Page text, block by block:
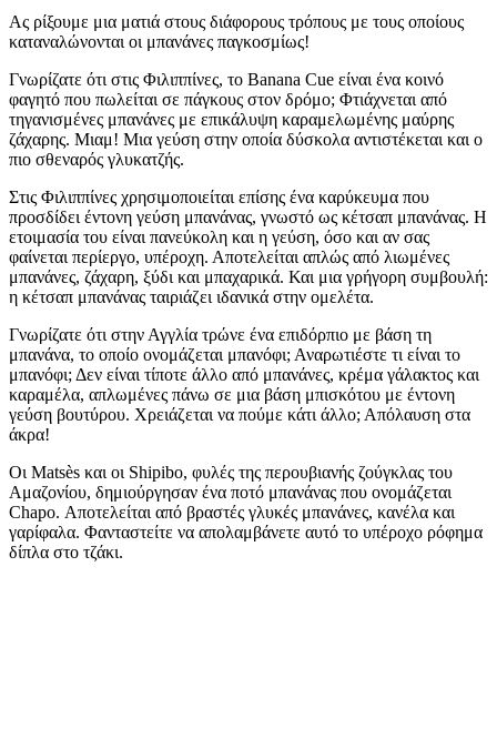
Ας ρίξουμε μια ματιά στους διάφορους τρόπους με τους οποίους
καταναλώνονται οι μπανάνες παγκοσμίως!
Γνωρίζατε ότι στις Φιλιππίνες, το Banana Cue είναι ένα κοινό
φαγητό που πωλείται σε πάγκους στον δρόμο; Φτιάχνεται από
τηγανισμένες μπανάνες με επικάλυψη καραμελωμένης μαύρης
ζάχαρης. Μιαμ! Μια γεύση στην οποία δύσκολα αντιστέκεται και ο
πιο σθεναρός γλυκατζής.
Στις Φιλιππίνες χρησιμοποιείται επίσης ένα καρύκευμα που
προσδίδει έντονη γεύση μπανάνας, γνωστό ως κέτσαπ μπανάνας. Η
ετοιμασία του είναι πανεύκολη και η γεύση, όσο και αν σας
φαίνεται περίεργο, υπέροχη. Αποτελείται απλώς από λιωμένες
μπανάνες, ζάχαρη, ξύδι και μπαχαρικά. Και μια γρήγορη συμβουλή:
η κέτσαπ μπανάνας ταιριάζει ιδανικά στην ομελέτα.
Γνωρίζατε ότι στην Αγγλία τρώνε ένα επιδόρπιο με βάση τη
μπανάνα, το οποίο ονομάζεται μπανόφι; Αναρωτιέστε τι είναι το
μπανόφι; Δεν είναι τίποτε άλλο από μπανάνες, κρέμα γάλακτος και
καραμέλα, απλωμένες πάνω σε μια βάση μπισκότου με έντονη
γεύση βουτύρου. Χρειάζεται να πούμε κάτι άλλο; Απόλαυση στα
άκρα!
Οι Matsès και οι Shipibo, φυλές της περουβιανής ζούγκλας του
Αμαζονίου, δημιούργησαν ένα ποτό μπανάνας που ονομάζεται
Chapo. Αποτελείται από βραστές γλυκές μπανάνες, κανέλα και
γαρίφαλα. Φανταστείτε να απολαμβάνετε αυτό το υπέροχο ρόφημα
δίπλα στο τζάκι.